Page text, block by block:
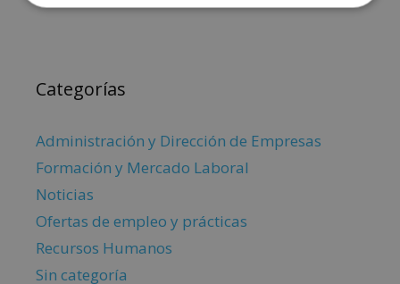
Categorías
Administración y Dirección de Empresas
Formación y Mercado Laboral
Noticias
Ofertas de empleo y prácticas
Recursos Humanos
Sin categoría